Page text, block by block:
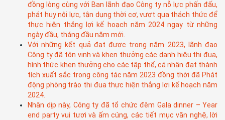
đồng lòng cùng với Ban lãnh đạo Công ty nỗ lực phấn đấu,
phát huy nội lực, tận dụng thời cơ, vượt qua thách thức để
thực hiện thắng lợi kế hoạch năm 2024 ngay từ những
ngày đầu, tháng đầu năm mới.
Với những kết quả đạt được trong năm 2023, lãnh đạo
Công ty đã tôn vinh và khen thưởng các danh hiệu thi đua,
hình thức khen thưởng cho các tập thể, cá nhân đạt thành
tích xuất sắc trong công tác năm 2023 đồng thời đã Phát
động phòng trào thi đua thực hiện thắng lợi kế hoạch năm
2024.
Nhân dịp này, Công ty đã tổ chức đêm Gala dinner – Year
end party vui tươi và ấm cúng, các tiết mục văn nghệ, lời